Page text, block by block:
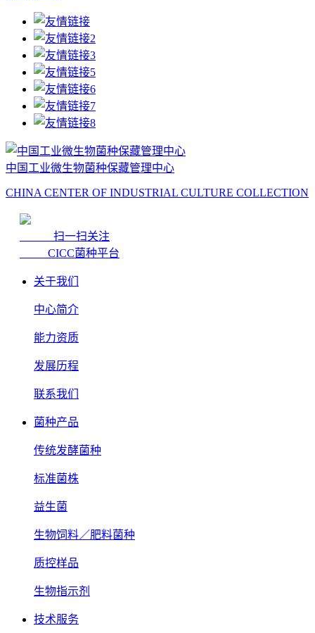
中国工业微生物菌种保藏管理中心
CHINA CENTER OF INDUSTRIAL CULTURE COLLECTION
扫一扫关注
CICC菌种平台
关于我们
中心简介
能力资质
发展历程
联系我们
菌种产品
传统发酵菌种
标准菌株
益生菌
生物饲料／肥料菌种
质控样品
生物指示剂
技术服务